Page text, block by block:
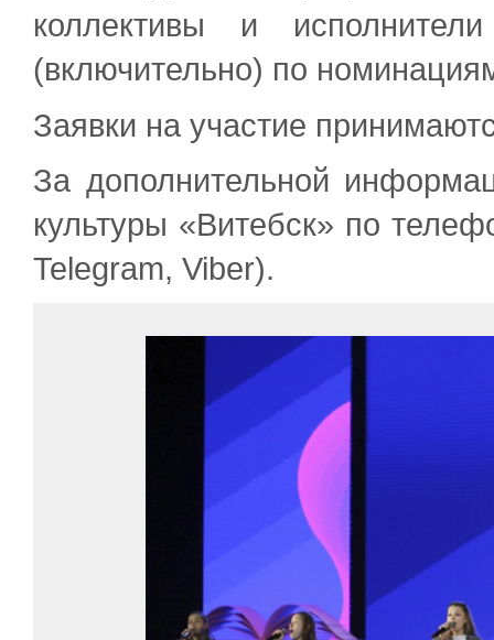
коллективы и
(включительно) по
Заявки на участие
За дополнительной
культуры «Витебск» по
Telegram, Viber).